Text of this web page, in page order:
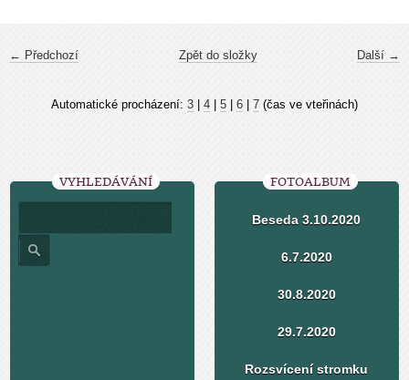
← Předchozí Další →
Zpět do složky
Automatické procházení: 3 4 5 6 7 (čas ve vteřinách)
VYHLEDÁVÁNÍ FOTOALBUM
Beseda 3.10.2020
6.7.2020
30.8.2020
29.7.2020
Rozsvícení stromku